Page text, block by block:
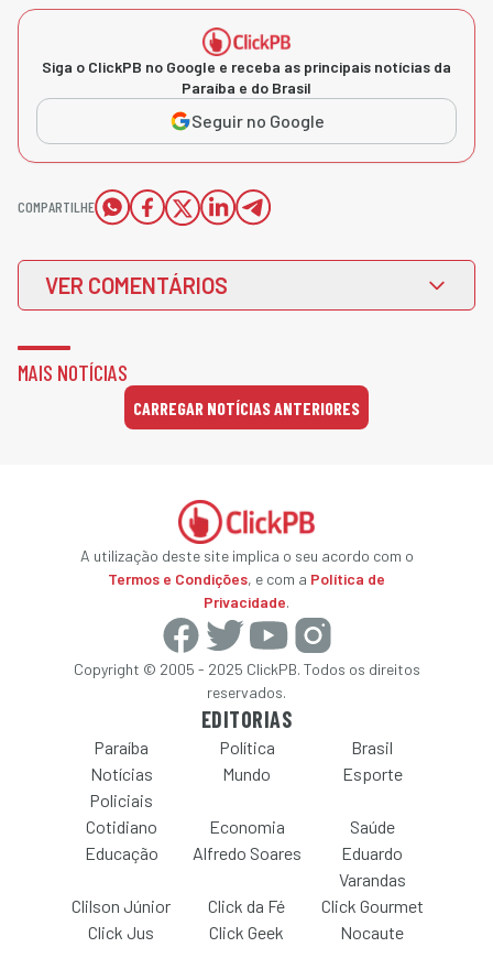
Siga o ClickPB no Google e receba as principais notícias da
Paraíba e do Brasil
Seguir no Google
COMPARTILHE
VER COMENTÁRIOS
MAIS NOTÍCIAS
CARREGAR NOTÍCIAS ANTERIORES
A utilização deste site implica o seu acordo com o
Termos e Condições, e com a Política de
Privacidade.
Copyright © 2005 - 2025 ClickPB. Todos os direitos
reservados.
EDITORIAS
Paraíba Política
Brasil
Notícias
Policiais
Mundo Esporte
Cotidiano Economia
Saúde
Educação
Alfredo Soares
Eduardo
Varandas
Clilson Júnior
Click da Fé
Click Gourmet
Click Jus
Click Geek Nocaute